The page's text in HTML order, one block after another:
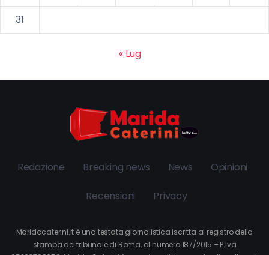
31
« Lug
Redazione Breaking news News Opinioni
Recensioni Privacy
Maridacaterini.it è una testata giornalistica iscritta al registro della
stampa del tribunale di Roma, al numero 187/2015 – P.Iva